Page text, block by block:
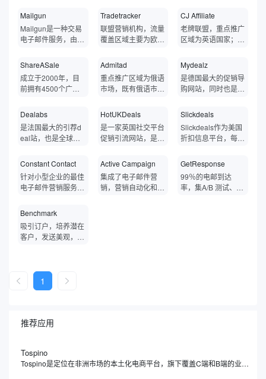
踪邮件的打开和回复
情况，从而优化邮件
营销策略。
Mail还支持POP3、I
MAP、SMTP协定。
的内容是由网站编辑
团队筛选并发布的，
而非用户生成内容，
息都是经过审核的专
业团队挑选出来的。
员工每天都会亲自审
核6000多家在线零
售商和数以万计的销
行定制。Mailchimp
将数据支持的建议置
于营销的核心，因此
件、社交媒体、登陆
页面和广告自动找到
并吸引客户。2021
uit收购。
il Hunter对于查找您
想要联系的人（例如
潜在客户或业务合作
已与您联系但您不知
道其地址的人的电子
邮件地址。
产品、数字内容创建
者和联盟营销人员，
然后营销人员将产品
需要推销的产品并提
供佣金，来让全世界
的推销员帮推销产
kBank寻找想推广的
产品，再帮助别人推
销产品从而获得高额
的佣金。
索相关目标联系人的
联系邮件，所有搜索
的结果都直接展示到
人及其社交链，可以
电话、社交账号。R
ocketReach由遍布
北美的工程师和设计
13项专利，在PB级
数据挖掘方面拥有数
十年的经验，全球1
括Google、亚马
逊、苹果、Faceboo
k等公司。
发、外贸开发信群发
(一对一发送、单
显)，专注为外贸、
跨境出口电商、出海
务的企业服务。Ema
ilCamel提供外贸邮
件群发（外贸ED
件EDM）、出海服
务商及拓展海外业务
的企业邮件群发，整
rid、SPARKPOST
等数十家优质海外邮
件投递服务商。
可直接发送文件到对
方的邮箱里去，企业
可以依靠它来发送大
文件。传送大型文件
帮助解决由于网络不
通、传送延迟等各种
问题。同时还兼容安
够实时跟踪发送和接
收文件的即时状态。
Mailgun
Mailgun是一种交易
电子邮件服务，由E
r Wakefield于2010
年创立。开发人员和
信息技术专业人员使
用其强大的API发
邮件。开发人员可以
使用它来发送交易电
子邮件、监控其性能
允许您通过强大的打
开、点击、退回和交
付跟踪来跟踪已发送
Tradetracker
联盟营销机构，流量
覆盖区域主要为欧
国家，小语种资源丰
富。
CJ Affiliate
老牌联盟，重点推广
区域为英语国家；平
源类型丰富，内容型
的媒体资源较多。
ShareASale
成立于2000年，目
前拥有4500个广告
美区域；平台功能强
大，商家自主操作性
强。
Admitad
重点推广区域为俄语
市场，既有俄语市场
流量资源；面向中国
有专门的客户经理团
队。
Mydealz
是德国最大的促销导
购网站，同时也是全
盟Pepper组成部
分。
Dealabs
是法国最大的引荐d
eal站，也是全球最
r组成部分。
HotUKDeals
是一家英国社交平台
促销引流网站，是全
epper 组成部分。
Slickdeals
Slickdeals作为美国
折扣信息平台，每天
布，数十万的用户活
跃在这个平台上，寻
找各种优惠信息。Sl
ickdeals平台允许用
Constant Contact
针对小型企业的最佳
电子邮件营销服务
电子邮件发送率和客
户支持等。
Active Campaign
集成了电子邮件营
销，营销自动化和小
GetResponse
99％的电邮到达
率，集A/B 测试、智
Benchmark
吸引订户，培养潜在
客户，发送美观，响
1
推荐应用
Tospino
Tospino是定位在非洲市场的本土化电商平台，旗下覆盖C端和B端的业务，分别搭建了零售（TospinoMall）和批发（Tospino）两个网站和APP移动端。TospinoMall经过两年发展，已经拿下了加纳绝大多数的网购市场份额，Tospino更是成为辐射西非的大型综合外贸线上批发交易平台。